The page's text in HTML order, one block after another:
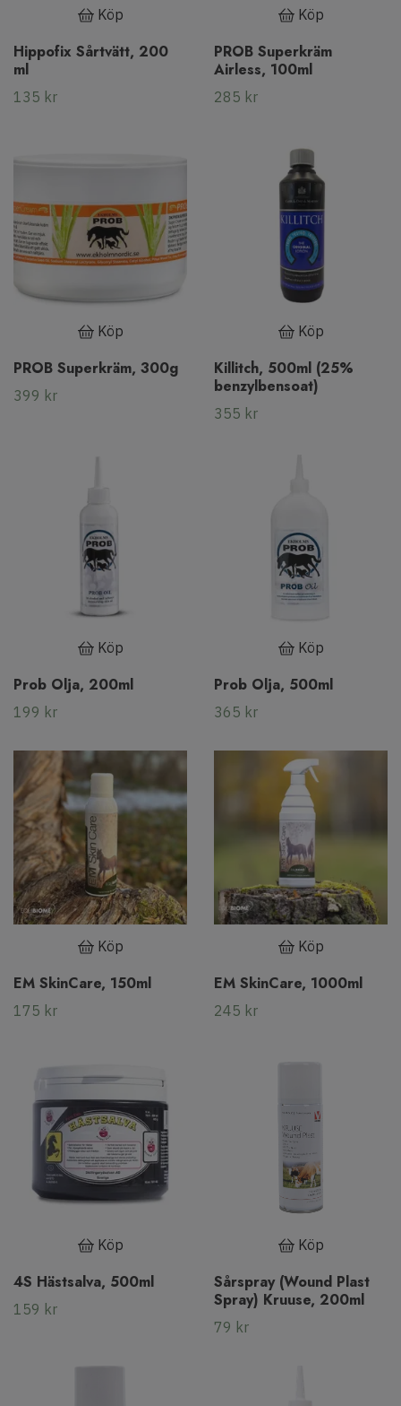
Köp
Hippofix Sårtvätt, 200
ml
135 kr
Köp
PROB Superkräm
Airless, 100ml
285 kr
Köp
PROB Superkräm, 300g
399 kr
Köp
Killitch, 500ml (25%
benzylbensoat)
355 kr
Köp
Prob Olja, 200ml
199 kr
Köp
Prob Olja, 500ml
365 kr
Köp
EM SkinCare, 150ml
175 kr
Köp
EM SkinCare, 1000ml
245 kr
Köp
4S Hästsalva, 500ml
159 kr
Köp
Sårspray (Wound Plast
Spray) Kruuse, 200ml
79 kr